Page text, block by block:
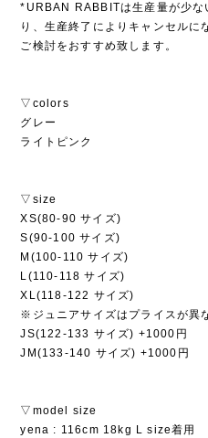
*URBAN RABBITは生産量が少な
り、生産終了によりキャンセルに
ご検討をおすすめ致します。
▽colors
グレー
ライトピンク
▽size
XS(80-90 サイズ)
S(90-100 サイズ)
M(100-110 サイズ)
L(110-118 サイズ)
XL(118-122 サイズ)
※ジュニアサイズはプライスが異
JS(122-133 サイズ) +1000円
JM(133-140 サイズ) +1000円
▽model size
yena : 116cm 18kg L size着用